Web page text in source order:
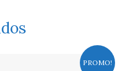
PROMO!